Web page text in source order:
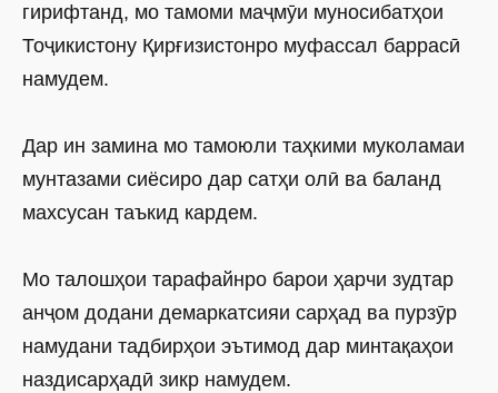
гирифтанд, мо тамоми маҷмӯи муносибатҳои
Тоҷикистону Қирғизистонро муфассал баррасӣ
намудем.
Дар ин замина мо тамоюли таҳкими муколамаи
мунтазами сиёсиро дар сатҳи олӣ ва баланд
махсусан таъкид кардем.
Мо талошҳои тарафайнро барои ҳарчи зудтар
анҷом додани демаркатсияи сарҳад ва пурзӯр
намудани тадбирҳои эътимод дар минтақаҳои
наздисарҳадӣ зикр намудем.